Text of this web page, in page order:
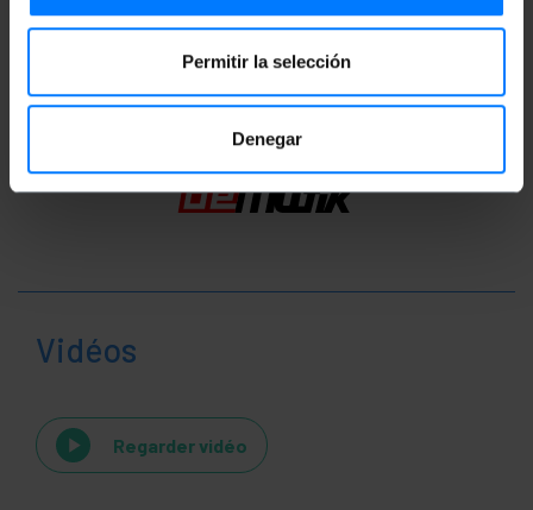
Permitir la selección
Denegar
Vidéos
Regarder vidéo